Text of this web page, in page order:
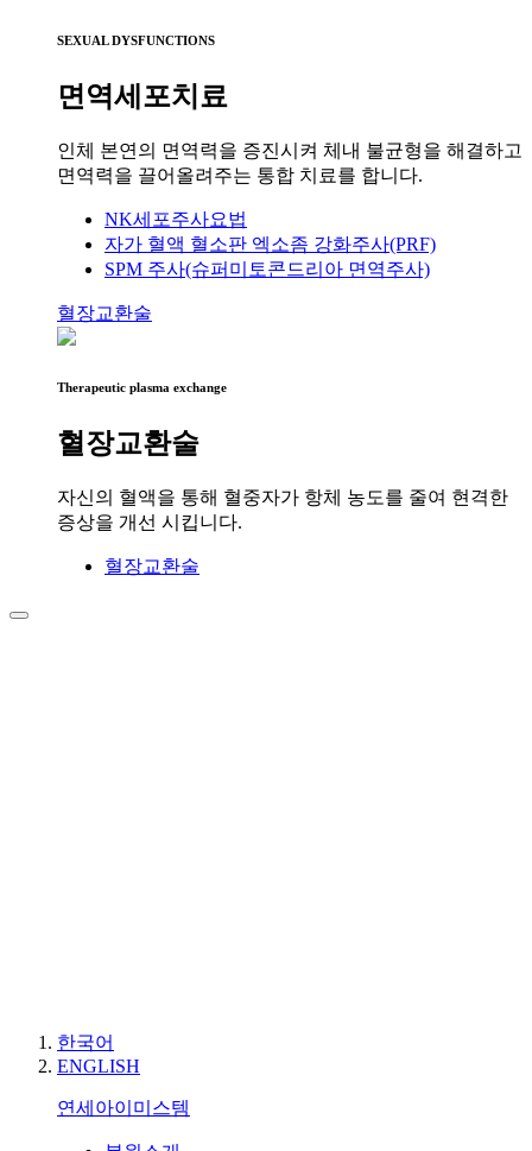
SEXUAL DYSFUNCTIONS
면역세포치료
인체 본연의 면역력을 증진시켜 체내 불균형을 해결하고
면역력을 끌어올려주는 통합 치료를 합니다.
NK세포주사요법
자가 혈액 혈소판 엑소좀 강화주사(PRF)
SPM 주사(슈퍼미토콘드리아 면역주사)
혈장교환술
Therapeutic plasma exchange
혈장교환술
자신의 혈액을 통해 혈중자가 항체 농도를 줄여 현격한
증상을 개선 시킵니다.
혈장교환술
한국어
ENGLISH
연세아이미스템